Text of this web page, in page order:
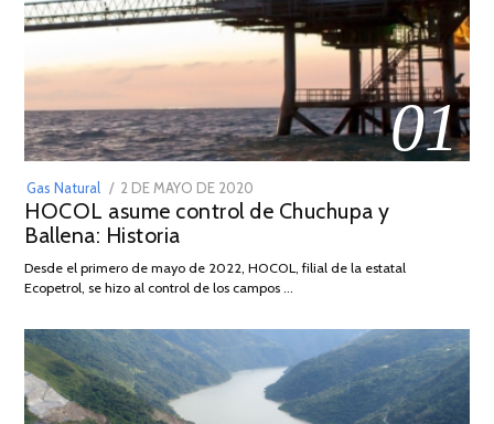
01
Gas Natural
POSTED
ON
2 DE MAYO DE 2020
DE
2026
HOCOL asume control de Chuchupa y
Ballena: Historia
Desde el primero de mayo de 2022, HOCOL, filial de la estatal
Ecopetrol, se hizo al control de los campos …